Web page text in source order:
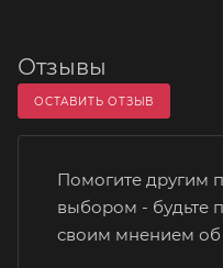
Отзывы
ОСТАВИТЬ ОТЗЫВ
Помогите другим
выбором - будьте
своим мнением об